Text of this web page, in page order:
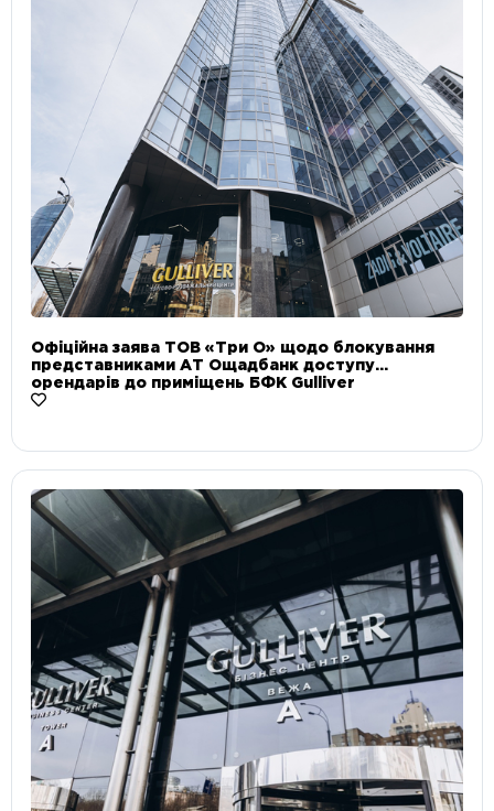
Офіційна заява ТОВ «Три О» щодо блокування
представниками АТ Ощадбанк доступу
орендарів до приміщень БФК Gulliver